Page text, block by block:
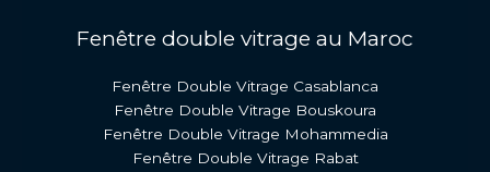
Fenêtre double vitrage au Maroc
Fenêtre Double Vitrage Casablanca
Fenêtre Double Vitrage Bouskoura
Fenêtre Double Vitrage Mohammedia
Fenêtre Double Vitrage Rabat